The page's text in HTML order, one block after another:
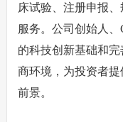
床试验、注册申报
服务。公司创始人
的科技创新基础和
商环境，为投资者
前景。